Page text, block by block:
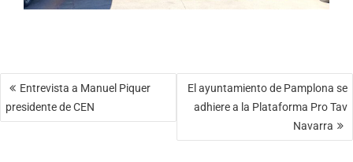
Navegación
entradas
Entrevista a Manuel Piquer
presidente de CEN
El ayuntamiento de Pamplona se
adhiere a la Plataforma Pro Tav
Navarra